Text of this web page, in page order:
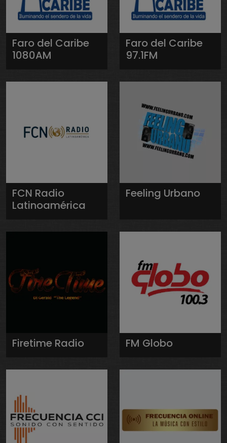
Faro del Caribe
1080AM
Faro del Caribe
97.1FM
FCN Radio
Latinoamérica
Feeling Urbano
Firetime Radio FM Globo